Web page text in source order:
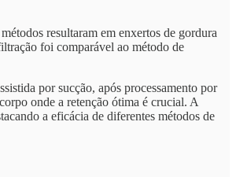
resultaram em enxertos de gordura
foi comparável ao método de
por sucção, após processamento por
onde a retenção ótima é crucial. A
a eficácia de diferentes métodos de